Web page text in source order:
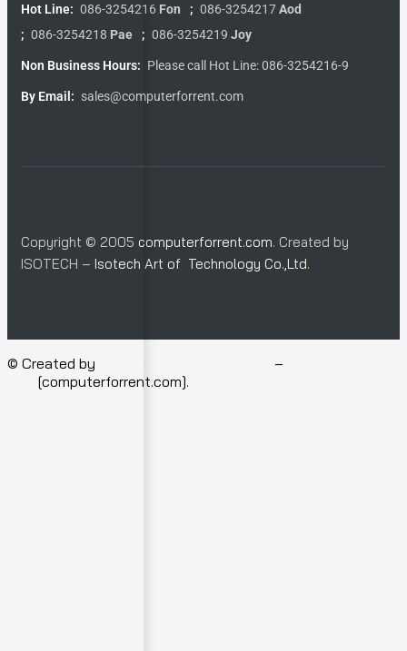
Hot Line: 086-3254216 Fon ; 086-3254217Aod
; 086-3254218 Pae ; 086-3254219 Joy
Non Business Hours: Please call Hot Line: 086-3254216-9
By Email: sales@computerforrent.com
Copyright © 2005 computerforrent.com. Created by
ISOTECH – Isotech Art of Technology Co.,Ltd.
© Created by –
[computerforrent.com].